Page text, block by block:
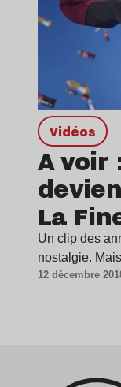
Vidéos
A voir
La
Un clip des
nostalgie.
12 décembre